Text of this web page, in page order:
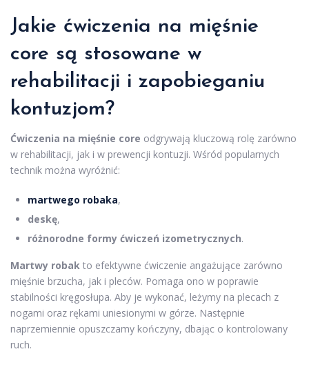
Jakie ćwiczenia na mięśnie
core są stosowane w
rehabilitacji i zapobieganiu
kontuzjom?
Ćwiczenia na mięśnie core odgrywają kluczową rolę zarówno
w rehabilitacji, jak i w prewencji kontuzji. Wśród popularnych
technik można wyróżnić:
martwego robaka,
deskę,
różnorodne formy ćwiczeń izometrycznych.
Martwy robak to efektywne ćwiczenie angażujące zarówno
mięśnie brzucha, jak i pleców. Pomaga ono w poprawie
stabilności kręgosłupa. Aby je wykonać, leżymy na plecach z
nogami oraz rękami uniesionymi w górze. Następnie
naprzemiennie opuszczamy kończyny, dbając o kontrolowany
ruch.